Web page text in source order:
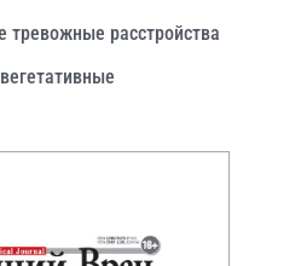
тревожные расстройства